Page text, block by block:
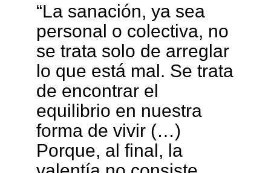
“La sanación, ya sea
personal o colectiva, no
se trata solo de arreglar
lo que está mal. Se trata
de encontrar el
equilibrio en nuestra
forma de vivir (…)
Porque, al final, la